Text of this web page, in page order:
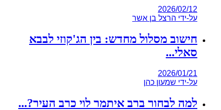
2026/02/12
על-ידי הרצל בן אשר
חישוב מסלול מחדש: בין הג'קוזי לבבא
סאלי...
2026/01/21
על-ידי שמעון כהן
למה לבחור ברב איתמר לוי כרב העיר?...